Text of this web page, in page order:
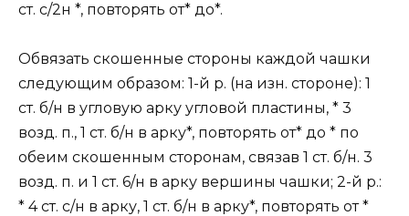
ст. с/2н *, повторять от* до*.
Обвязать скошенные стороны каждой чашки
следующим образом: 1-й р. (на изн. стороне): 1
ст. б/н в угловую арку угловой пластины, * 3
возд. п., 1 ст. б/н в арку*, повторять от* до * по
обеим скошенным сторонам, связав 1 ст. б/н. 3
возд. п. и 1 ст. 6/н в арку вершины чашки; 2-й р.:
* 4 ст. с/н в арку, 1 ст. б/н в арку*, повторять от *